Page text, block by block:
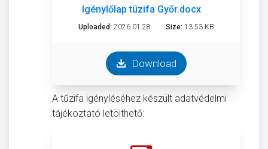
Igénylőlap tüzifa Győr.docx
Uploaded: 2026.01.28 Size: 13.53 KB
Download
A tűzifa igényléséhez készült adatvédelmi
tájékoztató letölthető: